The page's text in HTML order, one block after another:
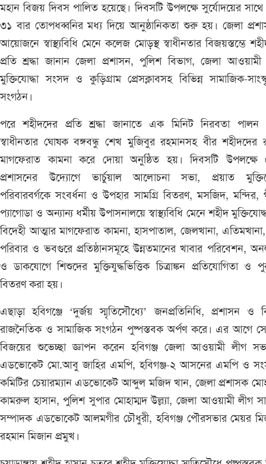
মহান বিজয় দিবস পালিত হয়েছে। দিবসটি উপলক্ষে সুর্যোদয়ের সাথে
৩১ বার তোপধব্বনির মধ্য দিয়ে আনুষ্ঠানিকতা শুরু হয়। জেলা
আয়োজনে স্বাস্থ্যবিধি মেনে কলেজ মোড়স্থ স্বাধীনতার বিজয়স্তম্ভে
প্রতি শ্রদ্ধা জানান জেলা প্রশাসন, পুলিশ বিভাগ, জেলা আওয়ামী
মুক্তিযোদ্ধা সংসদ ও কুড়িগ্রাম প্রেসক্লাবসহ বিভিন্ন সামাজিক-
সংগঠন।
পরে শহীদদের প্রতি শ্রদ্ধা জানাতে এক মিনিট নিরবতা পালন
স্বাধীনতার ঘোষক বঙ্গবন্ধু শেখ মুজিবুর রহমানসহ বীর শহীদদের
মাগফেরাত কামনা করে দোয়া অনুষ্ঠিত হয়। দিবসটি উপলক্ষে
প্রশাসনের উদ্যোগে ভার্চুয়াল আলোচনা সভা, প্রয়াত
পরিবারবর্গকে সংবর্ধনা ও উপহার সামগ্রি বিতরণ, মসজিদ, মন্দির,
প্যাগোডা ও অন্যান্য ধর্মীয় উপাসনালয়ে স্বাস্থ্যবিধি মেনে শহীদ
বিদেহী আত্মার মাগফেরাত কামনা, হাসপাতাল, জেলখানা,
পরিবার ও ভবগুরে প্রতিষ্ঠানসমূহে উন্নতমানের খাবার পরিবেশন,
ও ডাকযোগে শিশুদের মুক্তিযুদ্ধভিত্তিক চিত্রাঙ্কন প্রতিযোগিতা ও
বিতরণ করা হয়।
এছাড়া হবিগঞ্জে ‘দুর্জয় স্মৃতিসৌধ্যে’ জনপ্রতিনিধি, প্রশাসন ও
রাজনৈতিক ও সামাজিক সংগঠন পুষ্পস্তবক অর্পণ করে। এর আগে
বিজয়ের শুভেচ্ছা জ্ঞাপন করেন হবিগঞ্জ জেলা আওয়ামী লীগ
এডভোকেট মো.আবু জাহির এমপি, হবিগঞ্জ-২ আসনের এমপি ও
কমিটির চেয়ারম্যান এডভোকেট আব্দুল মজিদ খান, জেলা প্রশাসক
কামরুল হাসান, পুলিশ সুপার মোহাম্মদ উল্ল্যা, জেলা আওয়ামী লীগ
সম্পাদক এডভোকেট আলমগীর চৌধুরী, হবিগঞ্জ পৌরসভার মেয়র
রহমান মিজান প্রমুখ।